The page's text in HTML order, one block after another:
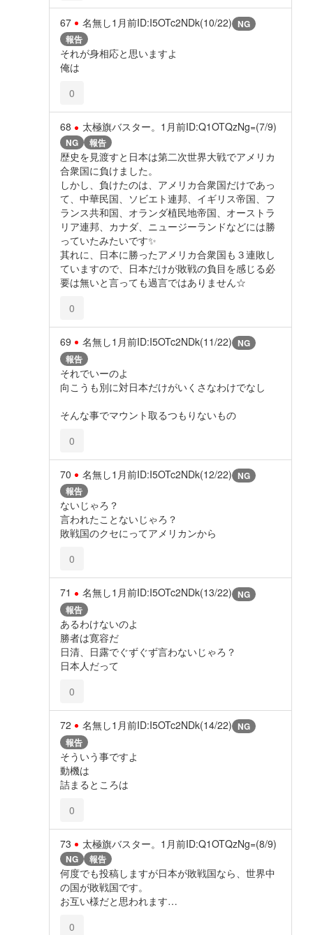
67 名無し1月前ID:I5OTc2NDk(10/22) NG
報告
それが身相応と思いますよ
俺は
0
68 太極旗バスター。 1月前ID:Q1OTQzNg=(7/9)
NG 報告
歴史を見渡すと日本は第二次世界大戦でアメリカ
合衆国に負けました。
しかし、負けたのは、アメリカ合衆国だけであっ
て、中華民国、ソビエト連邦、イギリス帝国、フ
ランス共和国、オランダ植民地帝国、オーストラ
リア連邦、カナダ、ニュージーランドなどには勝
っていたみたいです✨️
其れに、日本に勝ったアメリカ合衆国も３連敗し
ていますので、日本だけが敗戦の負目を感じる必
要は無いと言っても過言ではありません☆
0
69 名無し1月前ID:I5OTc2NDk(11/22) NG
報告
それでいーのよ
向こうも別に対日本だけがいくさなわけでなし
そんな事でマウント取るつもりないもの
0
70 名無し1月前ID:I5OTc2NDk(12/22) NG
報告
ないじゃろ？
言われたことないじゃろ？
敗戦国のクセにってアメリカンから
0
71 名無し1月前ID:I5OTc2NDk(13/22) NG
報告
あるわけないのよ
勝者は寛容だ
日清、日露でぐずぐず言わないじゃろ？
日本人だって
0
72 名無し1月前ID:I5OTc2NDk(14/22) NG
報告
そういう事ですよ
動機は
詰まるところは
0
73 太極旗バスター。 1月前ID:Q1OTQzNg=(8/9)
NG 報告
何度でも投稿しますが日本が敗戦国なら、世界中
の国が敗戦国です。
お互い様だと思われます…
0